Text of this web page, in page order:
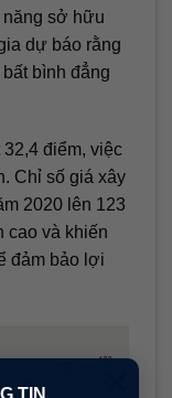
TIN
năng sở hữu
dự báo rằng
bình đẳng
điểm, việc
Chỉ số giá xây
2020 lên 123
cao và khiến
đảm bảo lợi